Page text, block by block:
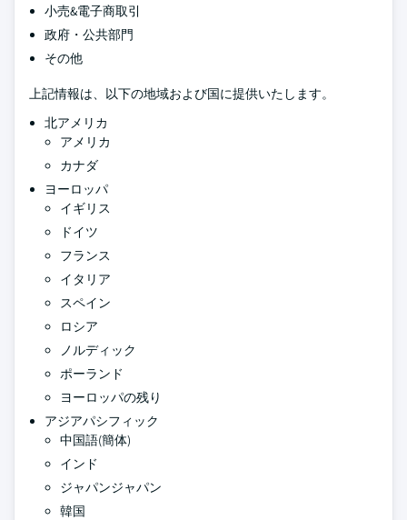
小売&電子商取引
政府・公共部門
その他
上記情報は、以下の地域および国に提供いたします。
北アメリカ
アメリカ
カナダ
ヨーロッパ
イギリス
ドイツ
フランス
イタリア
スペイン
ロシア
ノルディック
ポーランド
ヨーロッパの残り
アジアパシフィック
中国語(簡体)
インド
ジャパンジャパン
韓国